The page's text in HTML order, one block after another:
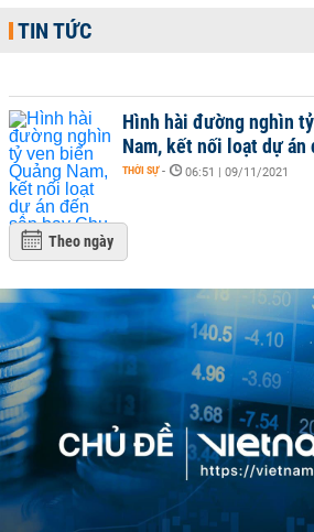
TIN TỨC
Hình hài đường nghìn
Nam, kết nối loạt dự án
THỜI SỰ - 06:51 | 09/11/2021
Theo ngày